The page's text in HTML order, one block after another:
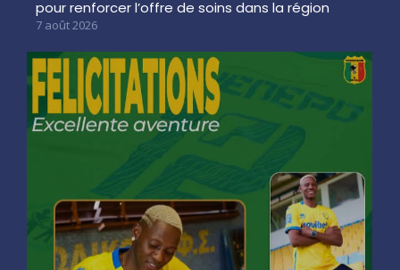
pour renforcer l’offre de soins dans la région
7 août 2026